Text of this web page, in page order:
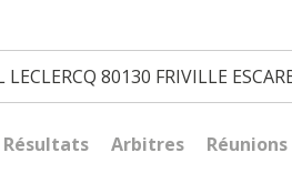
80130 FRIVILLE
Résultats Arbitres